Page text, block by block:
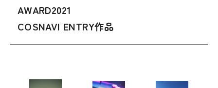
AWARD2021
COSNAVI ENTRY作品